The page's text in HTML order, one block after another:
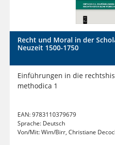
Recht und Moral in der
Neuzeit 1500-1750
Einführungen in die
methodica 1
EAN:9783110379679
Sprache: Deutsch
Von/Mit:Wim/Birr, Christiane